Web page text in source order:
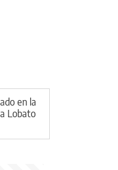
en la
Lobato